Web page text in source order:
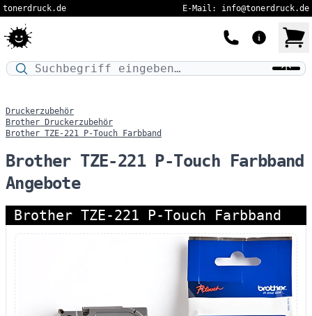
tonerdruck.de E-Mail: info@tonerdruck.de
Druckermodell oder Produktnamen eingeben…
Druckerzubehör
Brother Druckerzubehör
Brother TZE-221 P-Touch Farbband
Brother TZE-221 P-Touch Farbband
Angebote
Brother TZE-221 P-Touch Farbband